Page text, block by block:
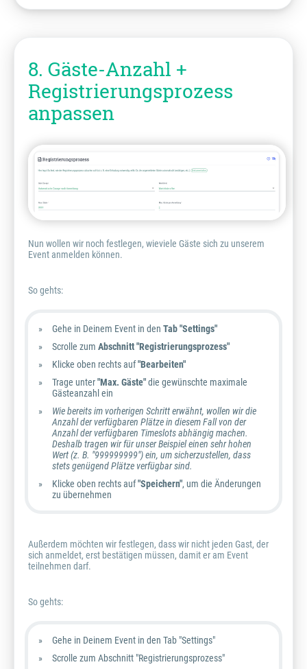
8. Gäste-Anzahl +
Registrierungsprozess
anpassen
Nun wollen wir noch festlegen, wieviele Gäste sich zu unserem
Event anmelden können.
So gehts:
Gehe in Deinem Event in den Tab "Settings"
Scrolle zum Abschnitt "Registrierungsprozess"
Klicke oben rechts auf"Bearbeiten"
Trage unter"Max. Gäste"die gewünschte maximale
Gästeanzahl ein
Wie bereits im vorherigen Schritt erwähnt, wollen wir die
Anzahl der verfügbaren Plätze in diesem Fall von der
Anzahl der verfügbaren Timeslots abhängig machen.
Deshalb tragen wir für unser Beispiel einen sehr hohen
Wert (z. B. "999999999") ein, um sicherzustellen, dass
stets genügend Plätze verfügbar sind.
Klicke oben rechts auf"Speichern", um die Änderungen
zu übernehmen
Außerdem möchten wir festlegen, dass wir nicht jeden Gast, der
sich anmeldet, erst bestätigen müssen, damit er am Event
teilnehmen darf.
So gehts:
Gehe in Deinem Event in den Tab "Settings"
Scrolle zum Abschnitt "Registrierungsprozess"